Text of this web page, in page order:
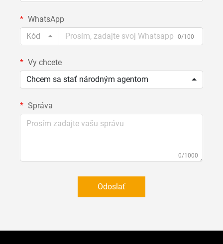
WhatsApp
Kód
0/100
Vy chcete
Chcem sa stať národným agentom
Správa
0/1000
Odoslať